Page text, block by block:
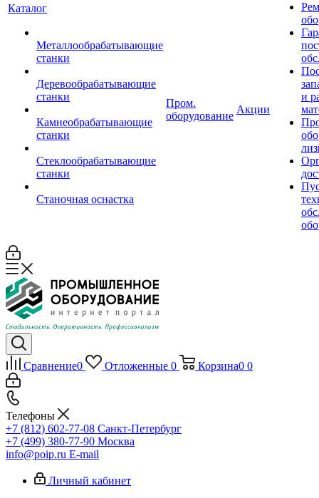
Каталог
Металлообрабатывающие
станки
Деревообрабатывающие
станки
Камнеобрабатывающие
станки
Стеклообрабатывающие
станки
Станочная оснастка
Пром.
оборудование
Акции
и
Сравнение0 Отложенные 0 Корзина0 0
Телефоны
+7 (812) 602-77-08 Санкт-Петербург
+7 (499) 380-77-90 Москва
info@poip.ru E-mail
Личный кабинет